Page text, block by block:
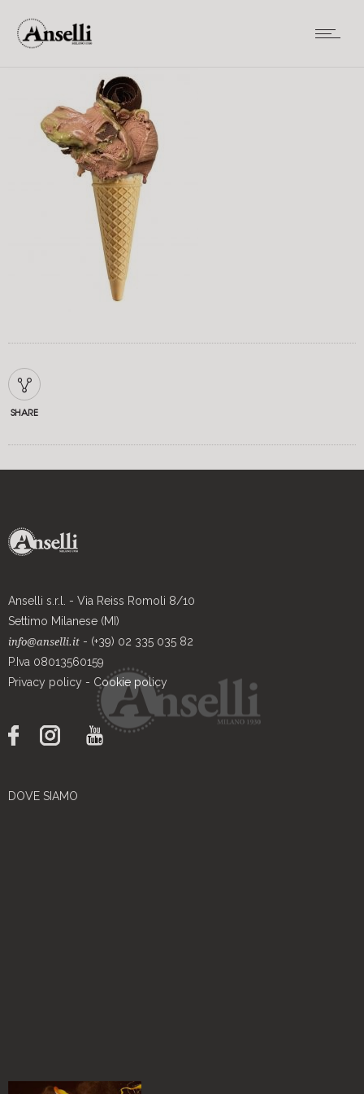
SHARE
Anselli s.r.l. - Via Reiss Romoli 8/10
Settimo Milanese (MI)
info@anselli.it - (+39) 02 335 035 82
P.Iva 08013560159
Privacy policy - Cookie policy
DOVE SIAMO